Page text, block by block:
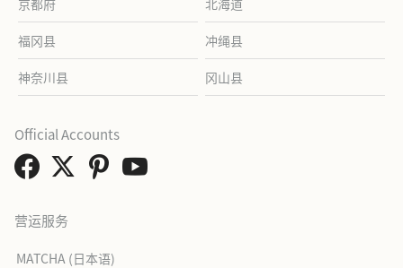
福冈县 冲绳县
神奈川县 冈山县
营运服务
MATCHA (日本语)
Official Accounts